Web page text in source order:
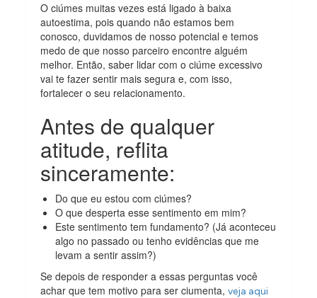
O ciúmes muitas vezes está ligado à baixa
autoestima, pois quando não estamos bem
conosco, duvidamos de nosso potencial e temos
medo de que nosso parceiro encontre alguém
melhor. Então, saber lidar com o ciúme excessivo
vai te fazer sentir mais segura e, com isso,
fortalecer o seu relacionamento.
Antes de qualquer
atitude, reflita
sinceramente:
Do que eu estou com ciúmes?
O que desperta esse sentimento em mim?
Este sentimento tem fundamento? (Já aconteceu
algo no passado ou tenho evidências que me
levam a sentir assim?)
Se depois de responder a essas perguntas você
achar que tem motivo para ser ciumenta,veja aqui